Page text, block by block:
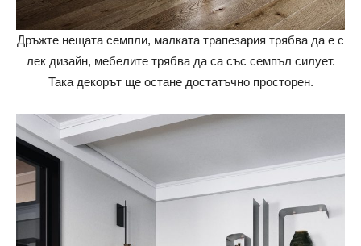
Дръжте нещата семпли, малката трапезария трябва да е с
лек дизайн, мебелите трябва да са със семпъл силует.
Така декорът ще остане достатъчно просторен.